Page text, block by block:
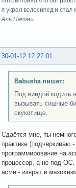
я украл велосипед и стал
Аль Пачино
30-01-12 12:22:01
Babusha пишет:
Под виндой кодить
вызывать сишные
скукотище.
Сдаётся мне, ты
практике (подчеркиваю
программирование на
процессор, а не под
асме - изврат и